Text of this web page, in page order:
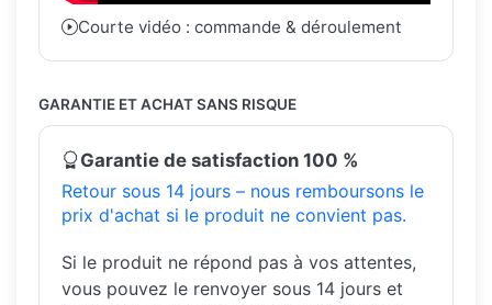
Courte vidéo : commande & déroulement
GARANTIE ET ACHAT SANS RISQUE
Garantie de satisfaction 100 %
Retour sous 14 jours – nous remboursons le
prix d'achat si le produit ne convient pas.
Si le produit ne répond pas à vos attentes,
vous pouvez le renvoyer sous 14 jours et